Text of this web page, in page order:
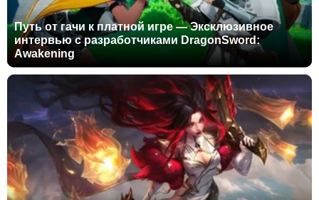
Путь от гачи к платной игре — Эксклюзивное
интервью с разработчиками DragonSword:
Awakening